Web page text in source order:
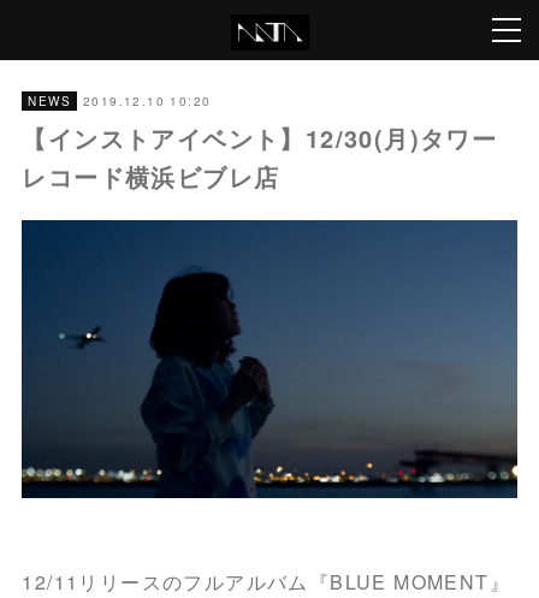
NEWS 2019.12.10 10:20
【インストアイベント】12/30(月)タワー
レコード横浜ビブレ店
12/11リリースのフルアルバム『BLUE MOMENT』